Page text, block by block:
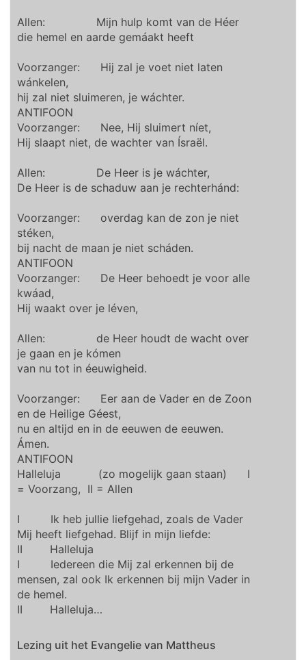
Allen: Mijn hulp komt van de Héer
die hemel en aarde gemáakt heeft
Voorzanger: Hij zal je voet niet laten
wánkelen,
hij zal niet sluimeren, je wáchter.
ANTIFOON
Voorzanger: Nee, Hij sluimert níet,
Hij slaapt niet, de wachter van Ísraël.
Allen: De Heer is je wáchter,
De Heer is de schaduw aan je rechterhánd:
Voorzanger: overdag kan de zon je niet
stéken,
bij nacht de maan je niet scháden.
ANTIFOON
Voorzanger: De Heer behoedt je voor alle
kwáad,
Hij waakt over je léven,
Allen: de Heer houdt de wacht over
je gaan en je kómen
van nu tot in éeuwigheid.
Voorzanger: Eer aan de Vader en de Zoon
en de Heilige Géest,
nu en altijd en in de eeuwen de eeuwen.
Ámen.
ANTIFOON
Halleluja (zo mogelijk gaan staan) I
= Voorzang, II = Allen
I Ik heb jullie liefgehad, zoals de Vader
Mij heeft liefgehad. Blijf in mijn liefde:
II Halleluja
I Iedereen die Mij zal erkennen bij de
mensen, zal ook Ik erkennen bij mijn Vader in
de hemel.
II Halleluja…
Lezing uit het Evangelie van Mattheus